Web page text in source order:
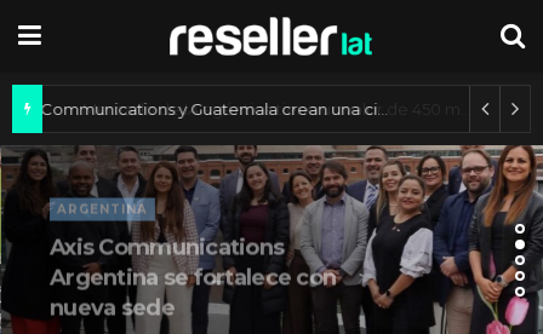
ARGENTINA
Axis Communications
Argentina se fortalece con
nueva sede